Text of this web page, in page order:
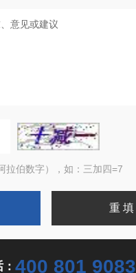
拉伯数字），如：三加四=7
400 801 9083